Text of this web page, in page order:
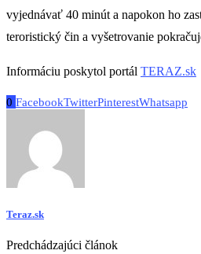
vyjednávať 40 minút a napokon ho
teroristický čin a vyšetrovanie
Informáciu poskytol portál TERAZ.sk
0 FacebookTwitterPinterestWhatsapp
Teraz.sk
Predchádzajúci článok